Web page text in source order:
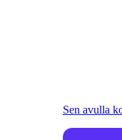
Sen avulla